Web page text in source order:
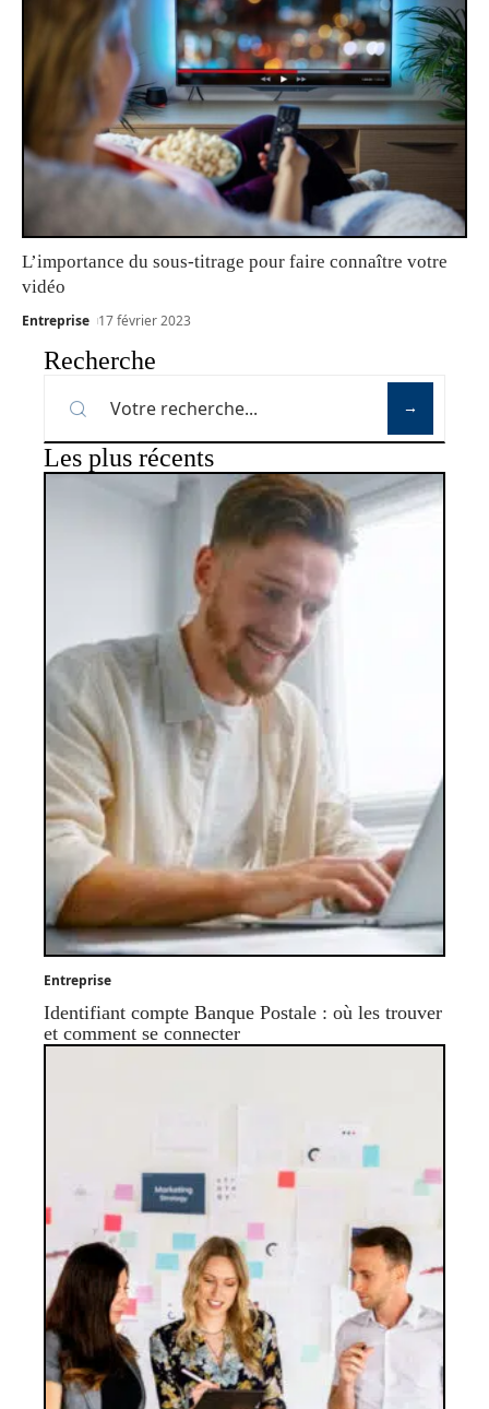
L’importance du sous-titrage pour faire connaître votre
vidéo
Entreprise 17 février 2023
Recherche
Les plus récents
Entreprise
Identifiant compte Banque Postale : où les trouver
et comment se connecter